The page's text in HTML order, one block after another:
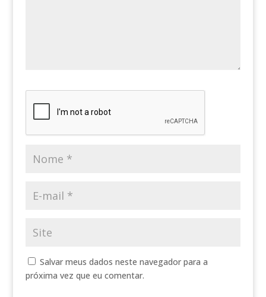
Salvar meus dados neste navegador para a
próxima vez que eu comentar.